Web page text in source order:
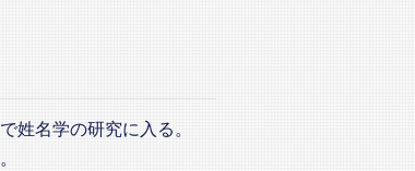
姓名学の研究に入る。